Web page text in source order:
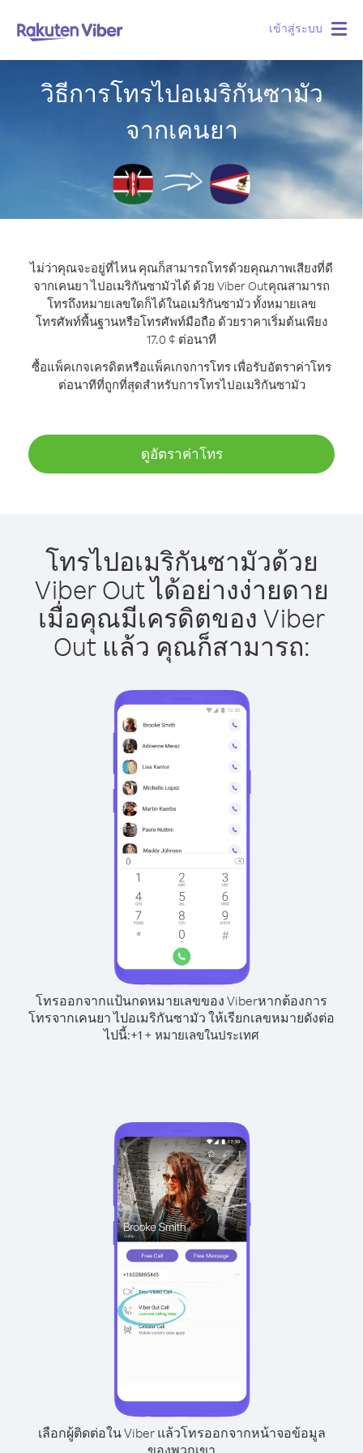
เข้าสู่ระบบ
วิธีการโทรไปอเมริกันซามัว
จากเคนยา
ไม่ว่าคุณจะอยู่ที่ไหน คุณก็สามารถโทรด้วยคุณภาพเสียงที่ดี
จากเคนยา ไปอเมริกันซามัวได้ ด้วย Viber Outคุณสามารถ
โทรถึงหมายเลขใดก็ได้ในอเมริกันซามัว ทั้งหมายเลข
โทรศัพท์พื้นฐานหรือโทรศัพท์มือถือ ด้วยราคาเริ่มต้นเพียง
17.0 ¢ ต่อนาที
ซื้อแพ็คเกจเครดิตหรือแพ็คเกจการโทร เพื่อรับอัตราค่าโทร
ต่อนาทีที่ถูกที่สุดสำหรับการโทรไปอเมริกันซามัว
ดูอัตราค่าโทร
โทรไปอเมริกันซามัวด้วย
Viber Out ได้อย่างง่ายดาย
เมื่อคุณมีเครดิตของ Viber
Out แล้ว คุณก็สามารถ:
โทรออกจากแป้นกดหมายเลขของ Viberหากต้องการ
โทรจากเคนยา ไปอเมริกันซามัว ให้เรียกเลขหมายดังต่อ
ไปนี้:+1 + หมายเลขในประเทศ
เลือกผู้ติดต่อใน Viber แล้วโทรออกจากหน้าจอข้อมูล
ของพวกเขา